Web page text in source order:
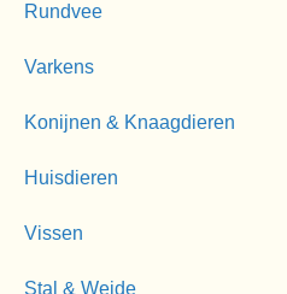
Rundvee
Varkens
Konijnen & Knaagdieren
Huisdieren
Vissen
Stal & Weide